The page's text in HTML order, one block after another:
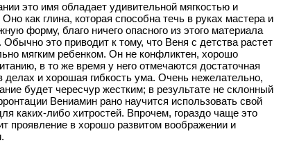
это имя обладает удивительной мягкостью и
как глина, которая способна течь в руках мастера и
форму, благо ничего опасного из этого материала
Обычно это приводит к тому, что Веня с детства растет
мягким ребенком. Он не конфликтен, хорошо
в то же время у него отмечаются достаточная
делах и хорошая гибкость ума. Очень нежелательно,
будет чересчур жестким; в результате не склонный
Вениамин рано научится использовать свой
каких-либо хитростей. Впрочем, гораздо чаще это
проявление в хорошо развитом воображении и